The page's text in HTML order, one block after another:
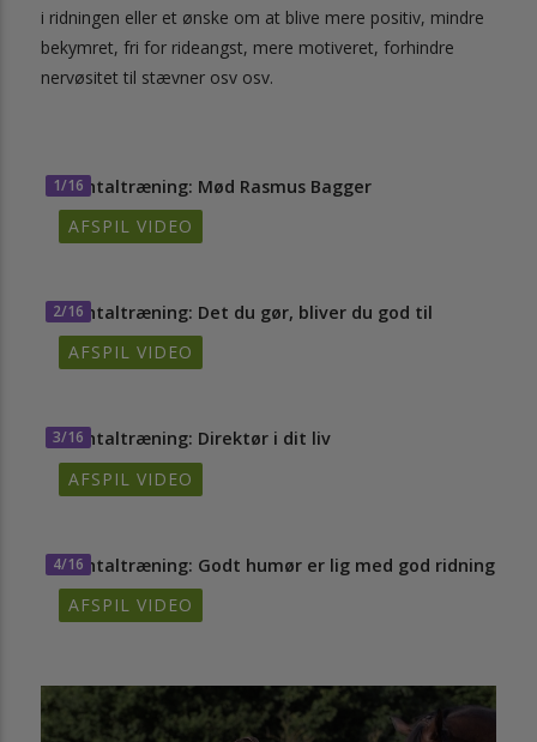
i ridningen eller et ønske om at blive mere positiv, mindre
bekymret, fri for rideangst, mere motiveret, forhindre
nervøsitet til stævner osv osv.
1/16
Mentaltræning: Mød Rasmus Bagger
AFSPIL VIDEO
2/16
Mentaltræning: Det du gør, bliver du god til
AFSPIL VIDEO
3/16
Mentaltræning: Direktør i dit liv
AFSPIL VIDEO
4/16
Mentaltræning: Godt humør er lig med god ridning
AFSPIL VIDEO